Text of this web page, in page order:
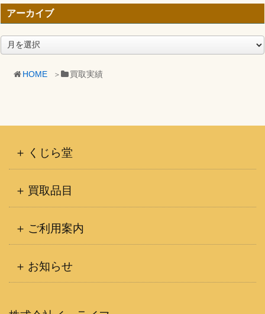
HOME 買取実績
アーカイブ
ア
ー
くじら堂
買取品目
ご利用案内
お知らせ